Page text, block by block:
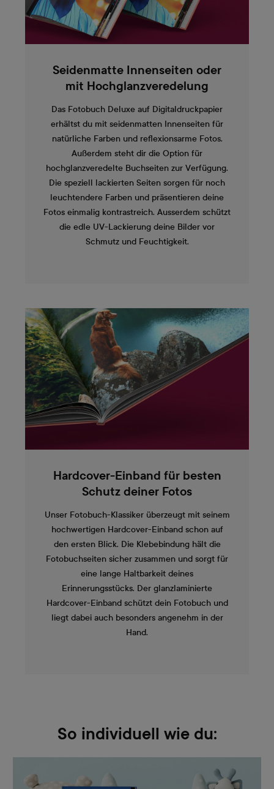
Seidenmatte Innenseiten oder
mit Hochglanzveredelung
Das Fotobuch Deluxe auf Digitaldruckpapier
erhältst du mit seidenmatten Innenseiten für
natürliche Farben und reflexionsarme Fotos.
Außerdem steht dir die Option für
hochglanzveredelte Buchseiten zur Verfügung.
Die speziell lackierten Seiten sorgen für noch
leuchtendere Farben und präsentieren deine
Fotos einmalig kontrastreich. Ausserdem schützt
die edle UV-Lackierung deine Bilder vor
Schmutz und Feuchtigkeit.
Hardcover-Einband für besten
Schutz deiner Fotos
Unser Fotobuch-Klassiker überzeugt mit seinem
hochwertigen Hardcover-Einband schon auf
den ersten Blick. Die Klebebindung hält die
Fotobuchseiten sicher zusammen und sorgt für
eine lange Haltbarkeit deines
Erinnerungsstücks. Der glanzlaminierte
Hardcover-Einband schützt dein Fotobuch und
liegt dabei auch besonders angenehm in der
Hand.
So individuell wie du: